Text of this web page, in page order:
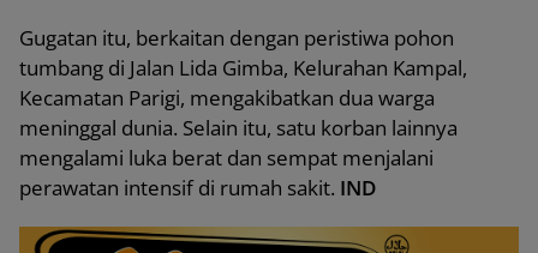
Gugatan itu, berkaitan dengan peristiwa pohon
tumbang di Jalan Lida Gimba, Kelurahan Kampal,
Kecamatan Parigi, mengakibatkan dua warga
meninggal dunia. Selain itu, satu korban lainnya
mengalami luka berat dan sempat menjalani
perawatan intensif di rumah sakit. IND